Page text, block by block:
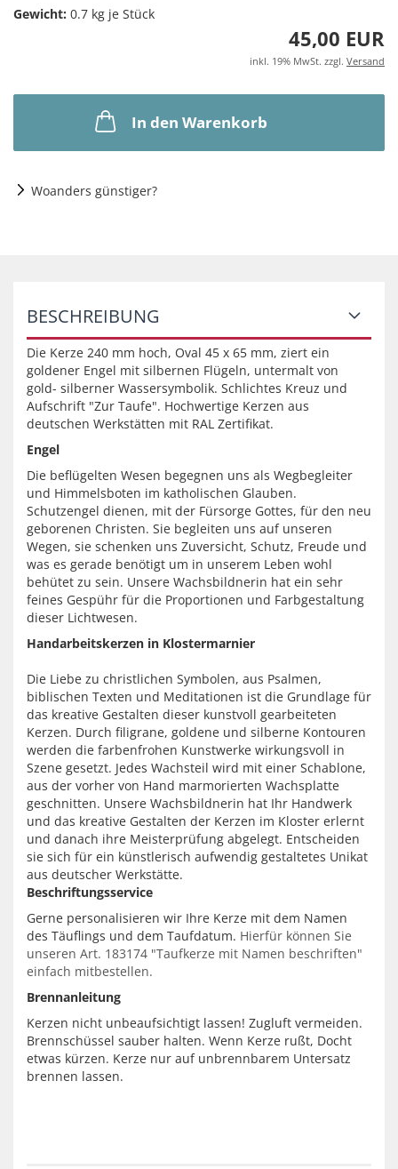
Gewicht: 0.7 kg je Stück
45,00 EUR
inkl. 19% MwSt. zzgl. Versand
In den Warenkorb
Woanders günstiger?
BESCHREIBUNG
Die Kerze 240 mm hoch, Oval 45 x 65 mm, ziert ein
goldener Engel mit silbernen Flügeln, untermalt von
gold- silberner Wassersymbolik. Schlichtes Kreuz und
Aufschrift "Zur Taufe". Hochwertige Kerzen aus
deutschen Werkstätten mit RAL Zertifikat.
Engel
Die beflügelten Wesen begegnen uns als Wegbegleiter
und Himmelsboten im katholischen Glauben.
Schutzengel dienen, mit der Fürsorge Gottes, für den neu
geborenen Christen. Sie begleiten uns auf unseren
Wegen, sie schenken uns Zuversicht, Schutz, Freude und
was es gerade benötigt um in unserem Leben wohl
behütet zu sein. Unsere Wachsbildnerin hat ein sehr
feines Gespühr für die Proportionen und Farbgestaltung
dieser Lichtwesen.
Handarbeitskerzen in Klostermarnier
Die Liebe zu christlichen Symbolen, aus Psalmen,
biblischen Texten und Meditationen ist die Grundlage für
das kreative Gestalten dieser kunstvoll gearbeiteten
Kerzen. Durch filigrane, goldene und silberne Kontouren
werden die farbenfrohen Kunstwerke wirkungsvoll in
Szene gesetzt. Jedes Wachsteil wird mit einer Schablone,
aus der vorher von Hand marmorierten Wachsplatte
geschnitten. Unsere Wachsbildnerin hat Ihr Handwerk
und das kreative Gestalten der Kerzen im Kloster erlernt
und danach ihre Meisterprüfung abgelegt. Entscheiden
sie sich für ein künstlerisch aufwendig gestaltetes Unikat
aus deutscher Werkstätte.
Beschriftungsservice
Gerne personalisieren wir Ihre Kerze mit dem Namen
des Täuflings und dem Taufdatum. Hierfür können Sie
unseren Art. 183174 "Taufkerze mit Namen beschriften"
einfach mitbestellen.
Brennanleitung
Kerzen nicht unbeaufsichtigt lassen! Zugluft vermeiden.
Brennschüssel sauber halten. Wenn Kerze rußt, Docht
etwas kürzen. Kerze nur auf unbrennbarem Untersatz
brennen lassen.